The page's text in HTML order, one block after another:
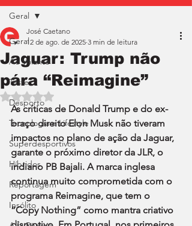
Geral
Ao Volante
Teste
Desporto
Tecnologia e Lifestyle
Superdesportivos
Híbridos
Reportagem
Insólito
Geral
Jaguar: Trump não
pára “Reimagine”
José Caetano
12 de ago. de 2025 3 min de leitura
Avaliado com NaN de 5 estrelas.
As críticas de Donald Trump e do ex-
braço direito Elon Musk não tiveram
impactos no plano de ação da Jaguar,
garante o próximo diretor da JLR, o
indiano PB Bajali. A marca inglesa
continua muito comprometida com o
programa Reimagine, que tem o
“Copy Nothing” como mantra criativo